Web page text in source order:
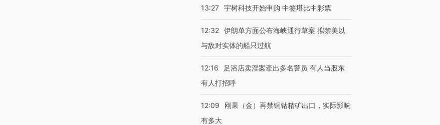
13:27 宇树科技开始申购 中签堪比中彩票
12:32 伊朗单方面公布海峡通行草案 拟禁美以
与敌对实体的船只过航
12:16
足浴店卖淫案牵出多名警员 有人当股东
有人打招呼
12:09
刚果（金）再禁铜钴精矿出口，实际影响
有多大